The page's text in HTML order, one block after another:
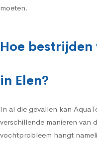
moeten.
Hoe
in Elen?
In al die gevallen kan
verschillende manieren van
vochtprobleem hangt